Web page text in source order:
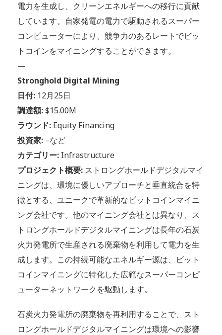
電力を生成し、クリーンエネルギーへの移行に貢献
しています。自家発電の電力で駆動されるスーパー
コンピューターにより、競争力のあるレートでビッ
トコインをマイニングすることができます。
—
Stronghold Digital Mining
日付: 12月25日
調達額:$15.00M
ラウンド: Equity Financing
投資家: –など
カテゴリー: Infrastructure
プロジェクト概要: ストロングホールドデジタルマイ
ニングは、環境に優しいアプローチと垂直統合を特
徴とする、ユニークで革新的なビットコインマイニ
ング会社です。他のマイニング会社とは異なり、ス
トロングホールドデジタルマイニングは長年の石炭
火力発電所で生産される廃棄物を利用して電力を生
成します。この持続可能なエネルギー源は、ビット
コインマイニングに特化した広範なスーパーコンピ
ューターネットワークを駆動します。
石炭火力発電所の廃棄物を再利用することで、スト
ロングホールドデジタルマイニングは環境への影響